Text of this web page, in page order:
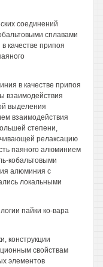
соединений
сплавами
качестве припоя
в качестве припоя
взаимодействия
выделения
взаимодействия
степени,
релаксацию
паяного алюминием
кобальтовыми
алюминия с
локальными
пайки ко-вара
конструкции
свойствам
элементов